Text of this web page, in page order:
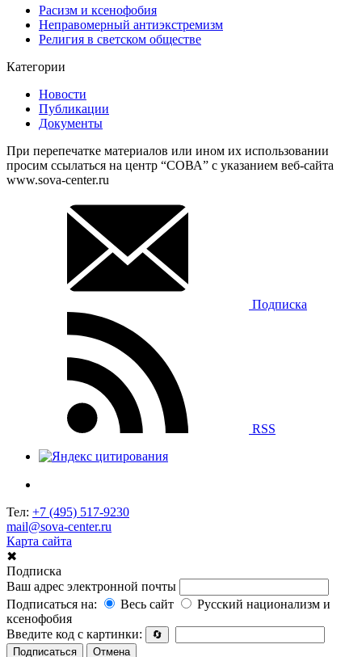
Расизм и ксенофобия
Неправомерный антиэкстремизм
Религия в светском обществе
Категории
Новости
Публикации
Документы
При перепечатке материалов или ином их использовании
просим ссылаться на центр “СОВА” с указанием веб-сайта
www.sova-center.ru
Подписка
RSS
Тел: +7 (495) 517-9230
mail@sova-center.ru
Карта сайта
✖
Подписка
Ваш адрес электронной почты
Подписаться на:
Весь сайт
Русский национализм и
ксенофобия
Введите код с картинки:
🔄
Подписаться
Отмена